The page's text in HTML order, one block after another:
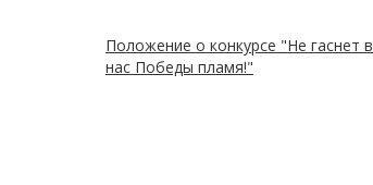
Положение о конкурсе "Не гаснет в
нас Победы пламя!"